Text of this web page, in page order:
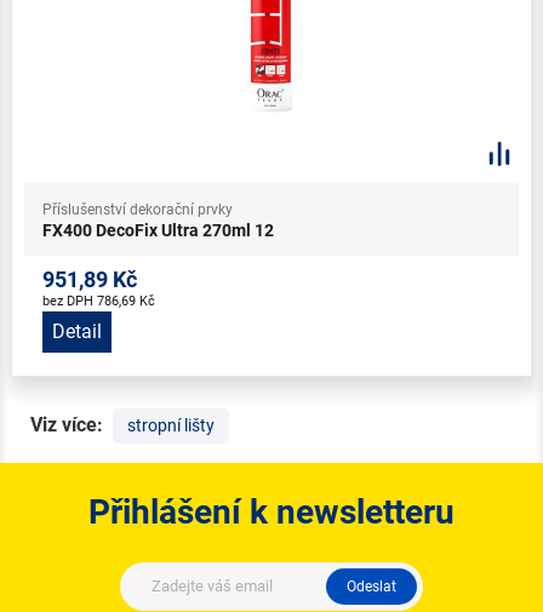
Příslušenství dekorační prvky
FX400 DecoFix Ultra 270ml 12
951,89 Kč
bez DPH 786,69 Kč
Detail
Viz více: stropní lišty
Přihlášení k newsletteru
Odeslat